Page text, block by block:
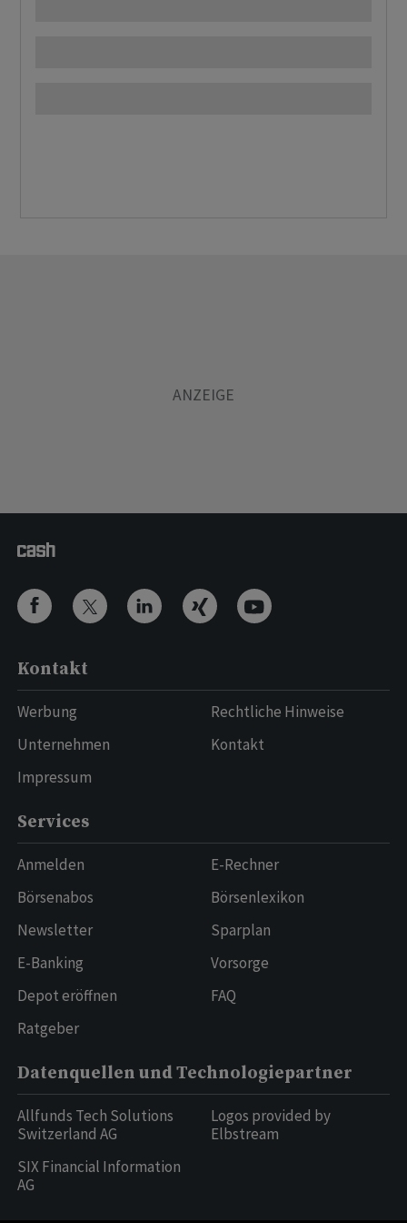
Kontakt
Werbung
Unternehmen
Impressum
Rechtliche Hinweise
Kontakt
Services
Anmelden
Börsenabos
Newsletter
E-Banking
Depot eröffnen
Ratgeber
E-Rechner
Börsenlexikon
Sparplan
Vorsorge
FAQ
Datenquellen und Technologiepartner
Allfunds Tech Solutions
Switzerland AG
SIX Financial Information
AG
Logos provided by
Elbstream